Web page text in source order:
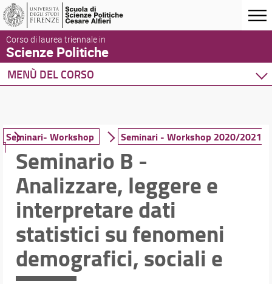
Corso di laurea triennale in
Scienze Politiche
MENÙ DEL CORSO
Didattica
Piano di studio
Ricerca insegnamenti
Insegnamenti di lingue
Seminari- Workshop
Stage /Tirocinio
Mobilità internazionale
Per laurearsi
Tesi di Laurea
Proseguire dopo la laurea
Seminari- Workshop Seminari - Workshop 2020/2021
Seminario B -
Analizzare, leggere e
interpretare dati
statistici su fenomeni
demografici, sociali e